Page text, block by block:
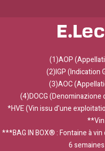
(1)AOP
(2)IGP (Indication
(3)AOC
(4)DOCG (Denominazione
*HVE (Vin issu d'une
***BAG IN BOX® : Fontaine à
6